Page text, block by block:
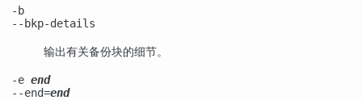
-b
--bkp-details
输出有关备份块的细节。
-e end
--end=end